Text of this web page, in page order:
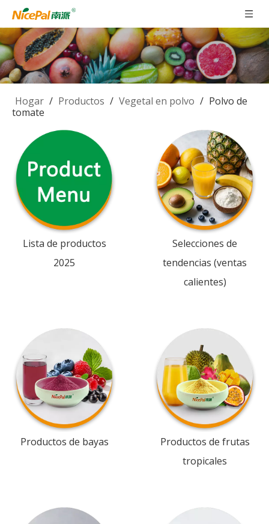
Hogar / Productos / Vegetal en polvo / Polvo de
tomate
Lista de productos
2025
Selecciones de
tendencias (ventas
calientes)
Productos de bayas
Productos de frutas
tropicales